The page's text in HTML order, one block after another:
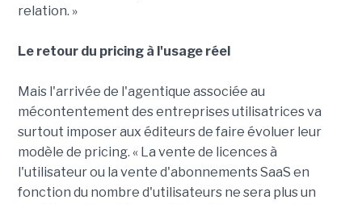
relation. »
Le retour du pricing à l'usage réel
Mais l'arrivée de l'agentique associée au
mécontentement des entreprises utilisatrices va
surtout imposer aux éditeurs de faire évoluer leur
modèle de pricing. « La vente de licences à
l'utilisateur ou la vente d'abonnements SaaS en
fonction du nombre d'utilisateurs ne sera plus un